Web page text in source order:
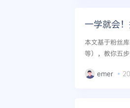
一学就会
本文基于粉丝
等），教你五
G算法为你主动
emer